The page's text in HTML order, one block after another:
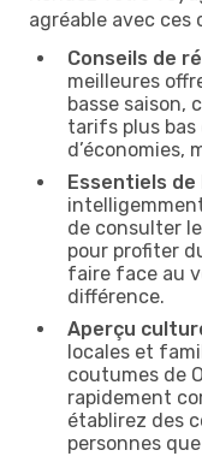
agréable avec ces
Conseils de
meilleures
basse saison,
tarifs plus bas
d’économies,
Essentiels de
de consulter
pour profiter
faire face au
différence.
Aperçu
locales et
coutumes de
rapidement
établirez des
personnes